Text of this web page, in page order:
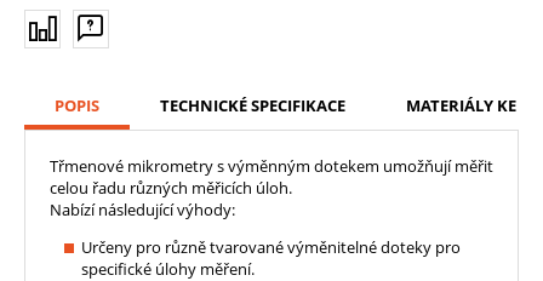
POPIS TECHNICKÉ SPECIFIKACE MATERIÁLY KE
Třmenové mikrometry s výměnným dotekem umožňují měřit
celou řadu různých měřicích úloh.
Nabízí následující výhody:
Určeny pro různě tvarované výměnitelné doteky pro
specifické úlohy měření.